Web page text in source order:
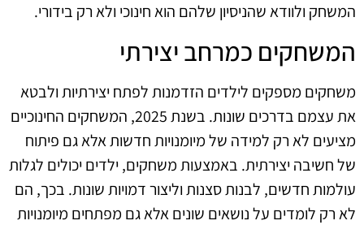
המשחק ולוודא שהניסיון שלהם הוא חינוכי ולא רק בידורי.
המשחקים כמרחב יצירתי
משחקים מספקים לילדים הזדמנות לפתח יצירתיות ולבטא
את עצמם בדרכים שונות. בשנת 2025, המשחקים החינוכיים
מציעים לא רק למידה של מיומנויות חדשות אלא גם פיתוח
של חשיבה יצירתית. באמצעות משחקים, ילדים יכולים לגלות
עולמות חדשים, לבנות סצנות וליצור דמויות שונות. בכך, הם
לא רק לומדים על נושאים שונים אלא גם מפתחים מיומנויות